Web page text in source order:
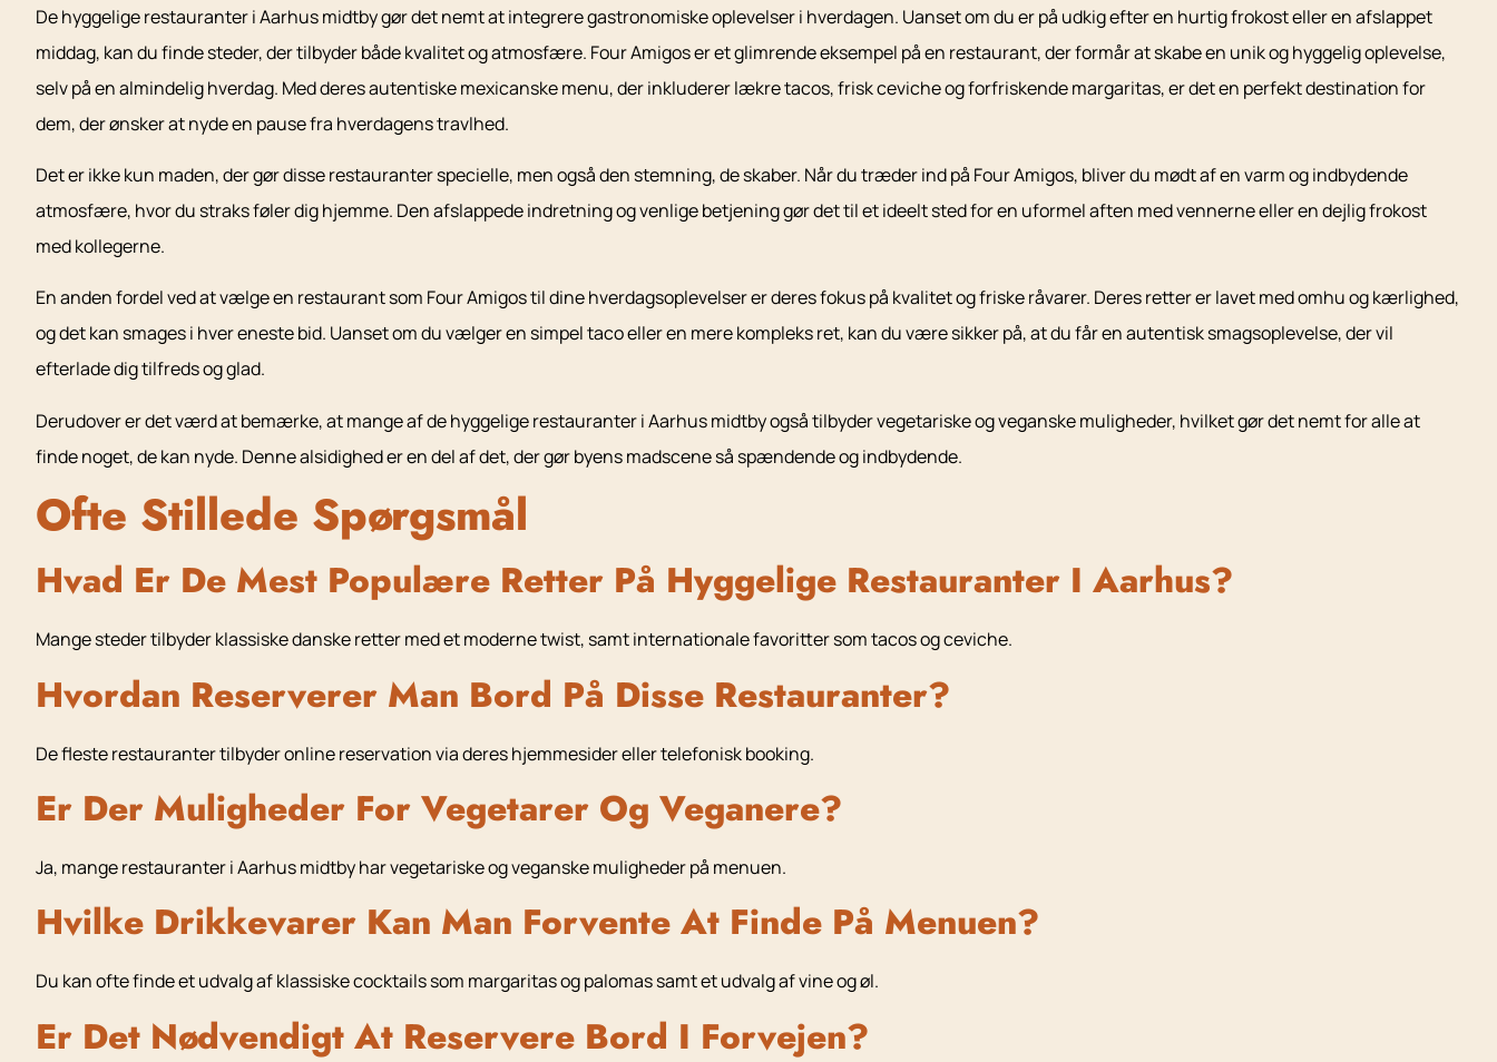
De hyggelige restauranter i Aarhus midtby gør det nemt at integrere gastronomiske oplevelser i hverdagen. Uanset om du er på udkig efter en hurtig frokost eller en afslappet
middag, kan du finde steder, der tilbyder både kvalitet og atmosfære. Four Amigos er et glimrende eksempel på en restaurant, der formår at skabe en unik og hyggelig oplevelse,
selv på en almindelig hverdag. Med deres autentiske mexicanske menu, der inkluderer lækre tacos, frisk ceviche og forfriskende margaritas, er det en perfekt destination for
dem, der ønsker at nyde en pause fra hverdagens travlhed.
Det er ikke kun maden, der gør disse restauranter specielle, men også den stemning, de skaber. Når du træder ind på Four Amigos, bliver du mødt af en varm og indbydende
atmosfære, hvor du straks føler dig hjemme. Den afslappede indretning og venlige betjening gør det til et ideelt sted for en uformel aften med vennerne eller en dejlig frokost
med kollegerne.
En anden fordel ved at vælge en restaurant som Four Amigos til dine hverdagsoplevelser er deres fokus på kvalitet og friske råvarer. Deres retter er lavet med omhu og kærlighed,
og det kan smages i hver eneste bid. Uanset om du vælger en simpel taco eller en mere kompleks ret, kan du være sikker på, at du får en autentisk smagsoplevelse, der vil
efterlade dig tilfreds og glad.
Derudover er det værd at bemærke, at mange af de hyggelige restauranter i Aarhus midtby også tilbyder vegetariske og veganske muligheder, hvilket gør det nemt for alle at
finde noget, de kan nyde. Denne alsidighed er en del af det, der gør byens madscene så spændende og indbydende.
Ofte Stillede Spørgsmål
Hvad Er De Mest Populære Retter På Hyggelige Restauranter I Aarhus?
Mange steder tilbyder klassiske danske retter med et moderne twist, samt internationale favoritter som tacos og ceviche.
Hvordan Reserverer Man Bord På Disse Restauranter?
De fleste restauranter tilbyder online reservation via deres hjemmesider eller telefonisk booking.
Er Der Muligheder For Vegetarer Og Veganere?
Ja, mange restauranter i Aarhus midtby har vegetariske og veganske muligheder på menuen.
Hvilke Drikkevarer Kan Man Forvente At Finde På Menuen?
Du kan ofte finde et udvalg af klassiske cocktails som margaritas og palomas samt et udvalg af vine og øl.
Er Det Nødvendigt At Reservere Bord I Forvejen?